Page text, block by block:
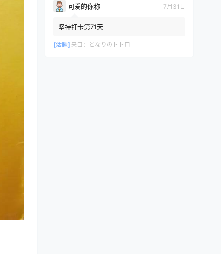
可爱的你称 7月31日
坚持打卡第71天
[话题] 来自： となりのトトロ